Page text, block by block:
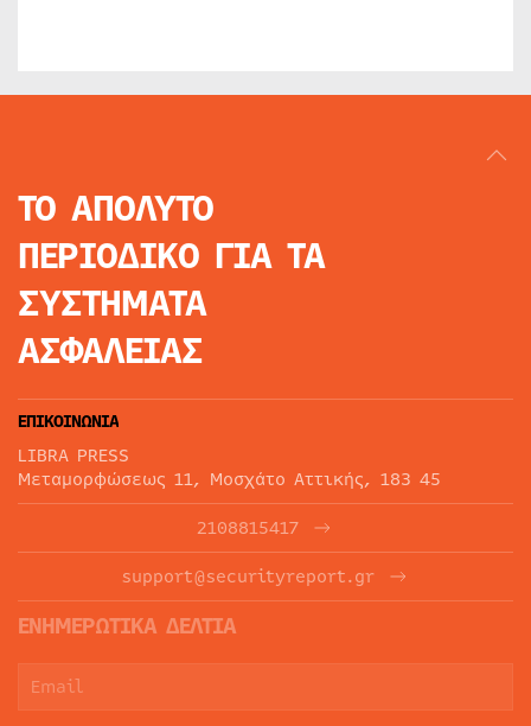
ΤΟ ΑΠΟΛΥΤΟ
ΠΕΡΙΟΔΙΚΟ ΓΙΑ ΤΑ
ΣΥΣΤΗΜΑΤΑ
ΑΣΦΑΛΕΙΑΣ
ΕΠΙΚΟΙΝΩΝΙΑ
LIBRA PRESS
Μεταμορφώσεως 11, Μοσχάτο Αττικής, 183 45
2108815417
support@securityreport.gr
ΕΝΗΜΕΡΩΤΙΚΑ ΔΕΛΤΙΑ